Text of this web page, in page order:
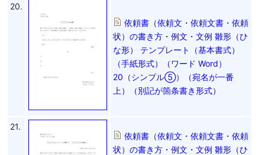
20.
依頼書（依頼文・依頼文書・依頼
状）の書き方・例文・文例 雛形（ひ
な形） テンプレート（基本書式）
（手紙形式）（ワード Word）
20（シンプル⑤）（宛名が一番
上）（別記が箇条書き形式）
21.
依頼書（依頼文・依頼文書・依頼
状）の書き方・例文・文例 雛形（ひ